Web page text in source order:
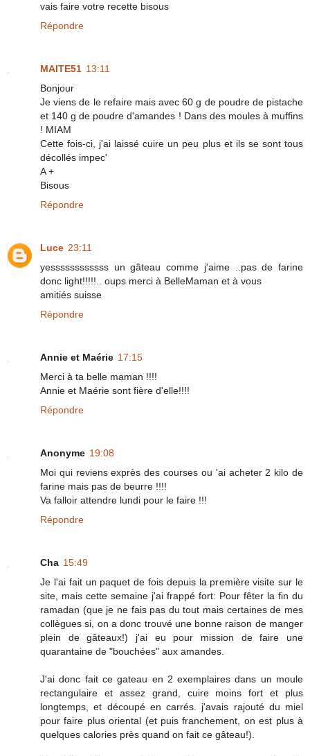
vais faire votre recette bisous
Répondre
MAITE51 13:11
Bonjour
Je viens de le refaire mais avec 60 g de poudre de pistache
et 140 g de poudre d'amandes ! Dans des moules à muffins
! MIAM
Cette fois-ci, j'ai laissé cuire un peu plus et ils se sont tous
décollés impec'
A +
Bisous
Répondre
Luce 23:11
yessssssssssss un gâteau comme j'aime ..pas de farine
donc light!!!!!.. oups merci à BelleMaman et à vous
amitiés suisse
Répondre
Annie et Maérie 17:15
Merci à ta belle maman !!!!
Annie et Maérie sont fière d'elle!!!!
Répondre
Anonyme 19:08
Moi qui reviens exprès des courses ou 'ai acheter 2 kilo de
farine mais pas de beurre !!!!
Va falloir attendre lundi pour le faire !!!
Répondre
Cha 15:49
Je l'ai fait un paquet de fois depuis la première visite sur le
site, mais cette semaine j'ai frappé fort: Pour fêter la fin du
ramadan (que je ne fais pas du tout mais certaines de mes
collègues si, on a donc trouvé une bonne raison de manger
plein de gâteaux!) j'ai eu pour mission de faire une
quarantaine de "bouchées" aux amandes.
J'ai donc fait ce gateau en 2 exemplaires dans un moule
rectangulaire et assez grand, cuire moins fort et plus
longtemps, et découpé en carrés. j'avais rajouté du miel
pour faire plus oriental (et puis franchement, on est plus à
quelques calories près quand on fait ce gâteau!).